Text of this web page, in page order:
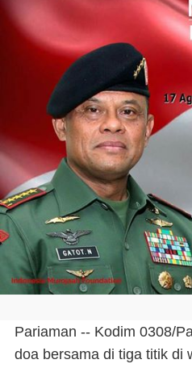
Pariaman -- Kodim 0308/
doa bersama di tiga titik di